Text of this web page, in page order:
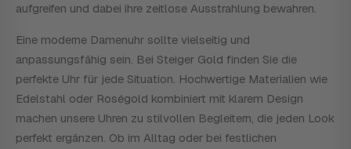
aufgreifen und dabei ihre zeitlose Ausstrahlung bewahren.
Eine moderne Damenuhr sollte vielseitig und
anpassungsfähig sein. Bei Steiger Gold finden Sie die
perfekte Uhr für jede Situation. Hochwertige Materialien wie
Edelstahl oder Roségold kombiniert mit klarem Design
machen unsere Uhren zu stilvollen Begleitern, die jeden Look
perfekt ergänzen. Ob im Alltag oder bei festlichen